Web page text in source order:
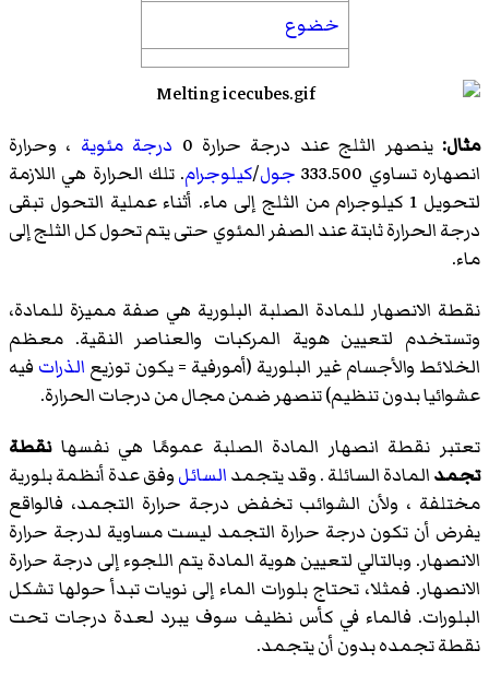
خضوع
مثال: ينصهر الثلج عند درجة حرارة 0 درجة مئوية ، وحرارة
انصهاره تساوي 333.500
جول/كيلوجرام. تلك الحرارة هي اللازمة
لتحويل 1 كيلوجرام من الثلج إلى ماء. أثناء عملية التحول تبقى
درجة الحرارة ثابتة عند الصفر المئوي حتى يتم تحول كل الثلج إلى
ماء.
نقطة الانصهار للمادة الصلبة البلورية هي صفة مميزة للمادة،
وتستخدم لتعيين هوية المركبات والعناصر النقية. معظم
الخلائط والأجسام غير البلورية (أمورفية = يكون توزيع الذرات فيه
عشوائيا بدون تنظيم) تنصهر ضمن مجال من درجات الحرارة.
تعتبر نقطة انصهار المادة الصلبة عمومًا هي نفسهانقطة
تجمدالمادة السائلة . وقد يتجمدالسائلوفق عدة أنظمة بلورية
مختلفة ، ولأن الشوائب تخفض درجة حرارة التجمد، فالواقع
يفرض أن تكون درجة حرارة التجمد ليست مساوية لدرجة حرارة
الانصهار. وبالتالي لتعيين هوية المادة يتم اللجوء إلى درجة حرارة
الانصهار. فمثلا، تحتاج بلورات الماء إلى نويات تبدأ حولها تشكل
البلورات. فالماء في كأس نظيف سوف يبرد لعدة درجات تحت
نقطة تجمده بدون أن يتجمد.